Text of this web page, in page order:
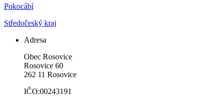
Pokocábí
Středočeský kraj
Adresa
Obec Rosovice
Rosovice 60
262 11 Rosovice
IČO:00243191